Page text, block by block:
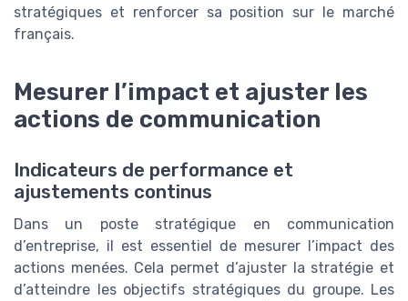
stratégiques et renforcer sa position sur le marché
français.
Mesurer l’impact et ajuster les
actions de communication
Indicateurs de performance et
ajustements continus
Dans un poste stratégique en communication
d’entreprise, il est essentiel de mesurer l’impact des
actions menées. Cela permet d’ajuster la stratégie et
d’atteindre les objectifs stratégiques du groupe. Les